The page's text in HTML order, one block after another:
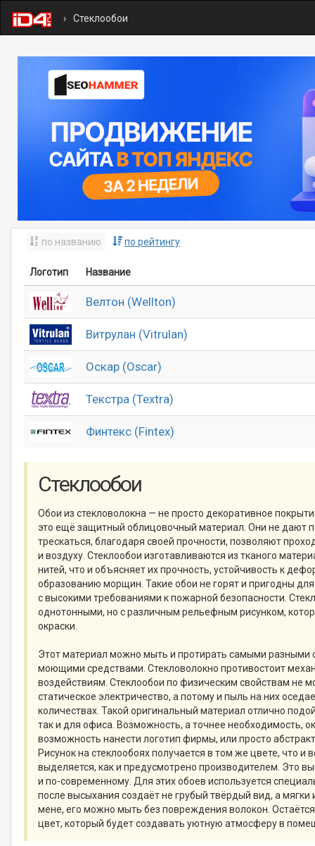
Стеклообои
по названию по рейтингу
Логотип Название
Велтон (Wellton)
Витрулан (Vitrulan)
Оскар (Oscar)
Текстра (Textra)
Финтекс (Fintex)
Стеклообои
Обои из стекловолокна — не просто декоративное
это ещё защитный облицовочный материал. Они не дают
трескаться, благодаря своей прочности, позволяют
и воздуху. Стеклообои изготавливаются из тканого
нитей, что и объясняет их прочность, устойчивость к
образованию морщин. Такие обои не горят и пригодны
с высокими требованиями к пожарной безопасности.
однотонными, но с различным рельефным рисунком,
окраски.
Этот материал можно мыть и протирать самыми разными
моющими средствами. Стекловолокно противостоит
воздействиям. Стеклообои по физическим свойствам не
статическое электричество, а потому и пыль на них
количествах. Такой оригинальный материал отлично
так и для офиса. Возможность, а точнее необходимость,
возможность нанести логотип фирмы, или просто
Рисунок на стеклообоях получается в том же цвете, что и
выделяется, как и предусмотрено производителем. Это
и по-современному. Для этих обоев используется
после высыхания создаёт не грубый твёрдый вид, а мягки
мене, его можно мыть без повреждения волокон.
цвет, который будет создавать уютную атмосферу в